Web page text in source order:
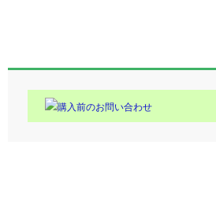
購入前のお問い合わせ